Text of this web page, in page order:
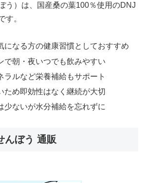
う）は、国産桑の葉100％使用のDNJ
す。
になる方の健康習慣としておすすめ
で朝・夜いつでも飲みやすい
ラルなど栄養補給もサポート
ため即効性はなく継続が大切
少ないが水分補給を忘れずに
んぼう 通販